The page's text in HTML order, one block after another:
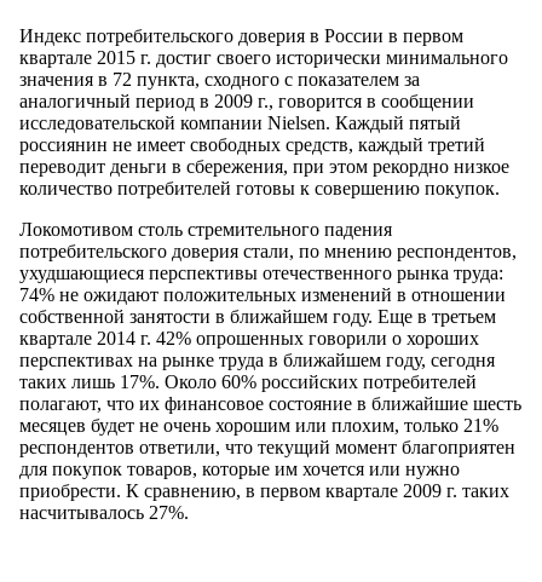
Индекс потребительского доверия в России в первом
квартале 2015 г. достиг своего исторически минимального
значения в 72 пункта, сходного с показателем за
аналогичный период в 2009 г., говорится в сообщении
исследовательской компании Nielsen. Каждый пятый
россиянин не имеет свободных средств, каждый третий
переводит деньги в сбережения, при этом рекордно низкое
количество потребителей готовы к совершению покупок.
Локомотивом столь стремительного падения
потребительского доверия стали, по мнению респондентов,
ухудшающиеся перспективы отечественного рынка труда:
74% не ожидают положительных изменений в отношении
собственной занятости в ближайшем году. Еще в третьем
квартале 2014 г. 42% опрошенных говорили о хороших
перспективах на рынке труда в ближайшем году, сегодня
таких лишь 17%. Около 60% российских потребителей
полагают, что их финансовое состояние в ближайшие шесть
месяцев будет не очень хорошим или плохим, только 21%
респондентов ответили, что текущий момент благоприятен
для покупок товаров, которые им хочется или нужно
приобрести. К сравнению, в первом квартале 2009 г. таких
насчитывалось 27%.